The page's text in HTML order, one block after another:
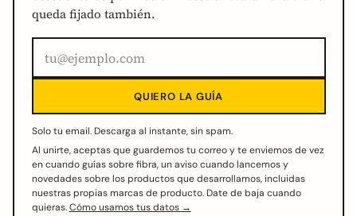
queda fijado también.
QUIERO LA GUÍA
Solo tu email. Descarga al instante, sin spam.
Al unirte, aceptas que guardemos tu correo y te enviemos de vez
en cuando guías sobre fibra, un aviso cuando lancemos y
novedades sobre los productos que desarrollamos, incluidas
nuestras propias marcas de producto. Date de baja cuando
quieras.Cómo usamos tus datos →